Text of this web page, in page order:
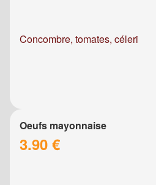
Concombre, tomates, céleri
Oeufs mayonnaise
3.90 €